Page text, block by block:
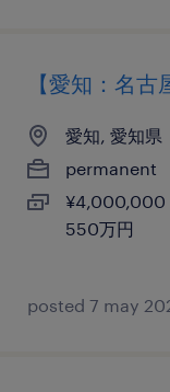
【愛知：名
愛知, 愛知県
permanent
¥4,000,000
550万円
posted 7 may